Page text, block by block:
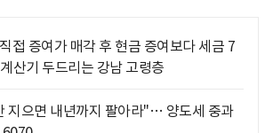
접 증여가 매각 후 현금 증여보다 세금 7
산기 두드리는 강남 고령층
지으면 내년까지 팔아라"… 양도세 중과